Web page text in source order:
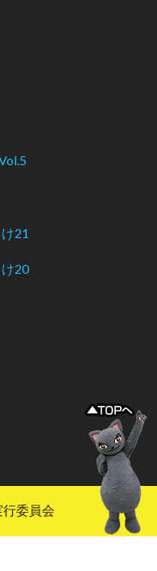
21
20
委員会